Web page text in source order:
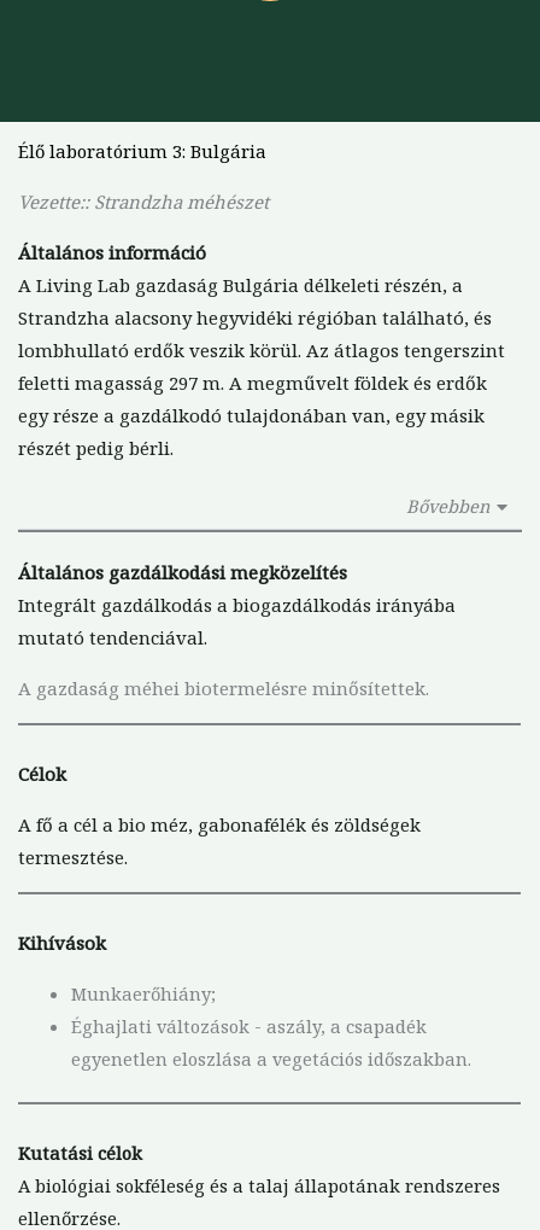
Élő laboratórium 3: Bulgária
Vezette:: Strandzha méhészet
Általános információ
A Living Lab gazdaság Bulgária délkeleti részén, a
Strandzha alacsony hegyvidéki régióban található, és
lombhullató erdők veszik körül. Az átlagos tengerszint
feletti magasság 297 m. A megművelt földek és erdők
egy része a gazdálkodó tulajdonában van, egy másik
részét pedig bérli.
Bővebben
Általános gazdálkodási megközelítés
Integrált gazdálkodás a biogazdálkodás irányába
mutató tendenciával.
A gazdaság méhei biotermelésre minősítettek.
Célok
A fő a cél a bio méz, gabonafélék és zöldségek
termesztése.
Kihívások
Munkaerőhiány;
Éghajlati változások - aszály, a csapadék
egyenetlen eloszlása a vegetációs időszakban.
Kutatási célok
A biológiai sokféleség és a talaj állapotának rendszeres
ellenőrzése.